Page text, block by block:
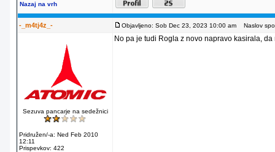
Nazaj na vrh
-_m4tj4z_- Objavljeno: Sob Dec 23, 2023 10:00 am Naslov
Sezuva pancarje na sedežnici
Pridružen/-a: Ned Feb 2010
12:11
Prispevkov: 422
No pa je tudi Rogla z novo napravo kasirala,